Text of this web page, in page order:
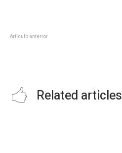
Artículo anterior
Related articles